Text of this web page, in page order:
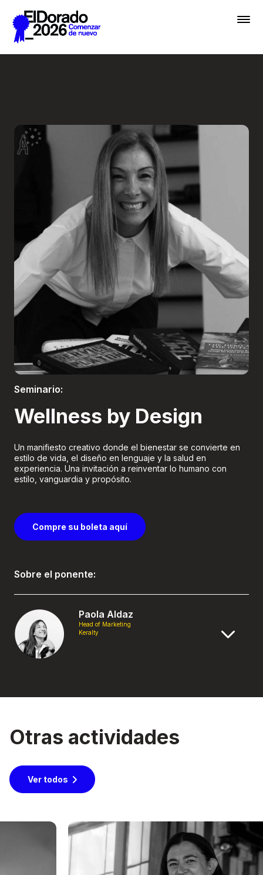
Saltar al contenido principal
Academias
Inscribir
Boletería
Seminario:
Wellness by Design
Un manifiesto creativo donde el bienestar se convierte en
estilo de vida, el diseño en lenguaje y la salud en
experiencia. Una invitación a reinventar lo humano con
estilo, vanguardia y propósito.
Compre su boleta aquí
Sobre el ponente:
Paola Aldaz
Head of Marketing
Keralty
Otras actividades
Ver todos